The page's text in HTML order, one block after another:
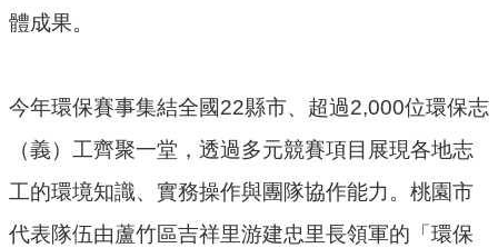
機
電
動
車
體成果。
今年環保賽事集結全國22縣市、超過2,000位環保志
（義）工齊聚一堂，透過多元競賽項目展現各地志
工的環境知識、實務操作與團隊協作能力。桃園市
代表隊伍由蘆竹區吉祥里游建忠里長領軍的「環保